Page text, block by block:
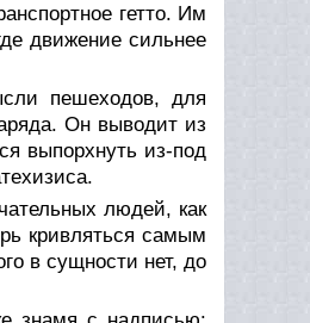
гетто. Им
движение сильнее
пешеходов, для
Он выводит из
выпорхнуть из-под
людей, как
кривляться самым
в сущности нет, до